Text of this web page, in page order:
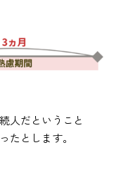
人だということ
たとします。